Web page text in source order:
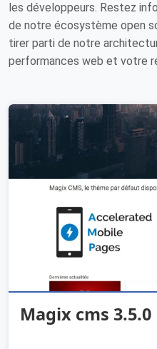
les développeurs. Restez
de notre écosystème open
tirer parti de notre
performances web et votre
Magix cms 3.5.0